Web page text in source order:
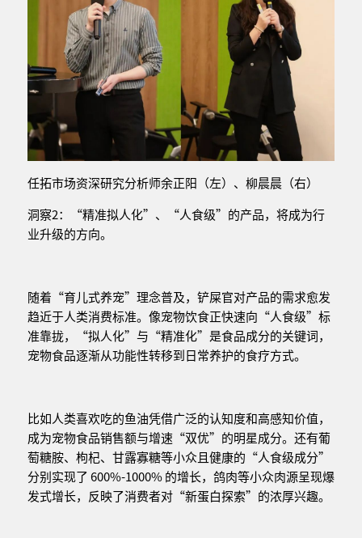
任拓市场资深研究分析师余正阳（左）、柳晨晨（右）
洞察2：“精准拟人化”、“人食级”的产品，将成为行
业升级的方向。
随着“育儿式养宠”理念普及，铲屎官对产品的需求愈发
趋近于人类消费标准。像宠物饮食正快速向“人食级”标
准靠拢，“拟人化”与“精准化”是食品成分的关键词，
宠物食品逐渐从功能性转移到日常养护的食疗方式。
比如人类喜欢吃的鱼油凭借广泛的认知度和高感知价值，
成为宠物食品销售额与增速“双优”的明星成分。还有葡
萄糖胺、枸杞、甘露寡糖等小众且健康的“人食级成分”
分别实现了 600%-1000% 的增长，鸽肉等小众肉源呈现爆
发式增长，反映了消费者对“新蛋白探索”的浓厚兴趣。